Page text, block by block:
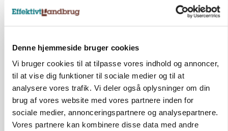
Denne hjemmeside bruger cookies
Vi bruger cookies til at tilpasse vores indhold og annoncer,
til at vise dig funktioner til sociale medier og til at
analysere vores trafik. Vi deler også oplysninger om din
brug af vores website med vores partnere inden for
sociale medier, annonceringspartnere og analysepartnere.
Vores partnere kan kombinere disse data med andre
Konkurs rammer midtjysk maskinhandler efter
navneskifte
Annonce
Loading...